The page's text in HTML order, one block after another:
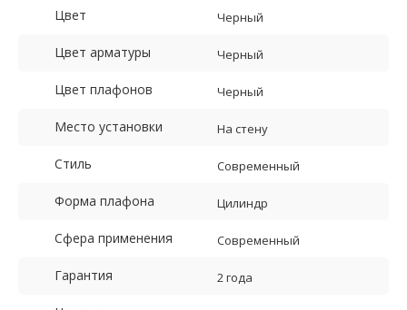
Цвет Черный
Цвет арматуры Черный
Цвет плафонов Черный
Место установки На стену
Стиль Современный
Форма плафона Цилиндр
Сфера применения Современный
Гарантия 2 года